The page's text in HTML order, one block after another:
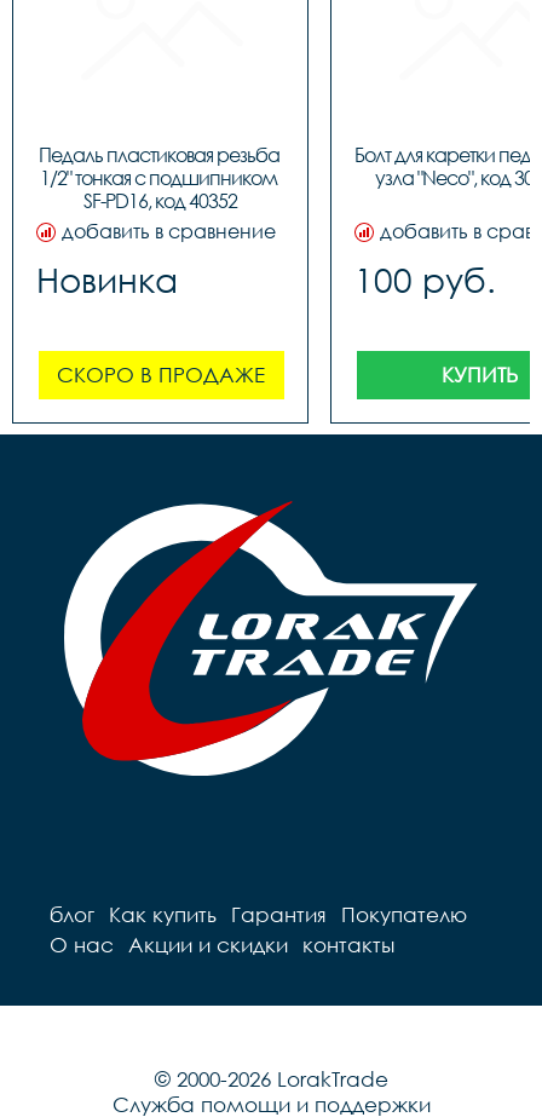
Педаль пластиковая резьба
1/2" тонкая c подшипником
SF-PD16, код 40352
добавить в сравнение
Новинка
СКОРО В ПРОДАЖЕ
Болт для каретки
узла "Neco", код
добавить в
100 руб.
КУПИТЬ
блог Как купить Гарантия
Покупателю
О нас
Акции и скидки контакты
© 2000-2026 LorakTrade
Служба помощи и поддержки